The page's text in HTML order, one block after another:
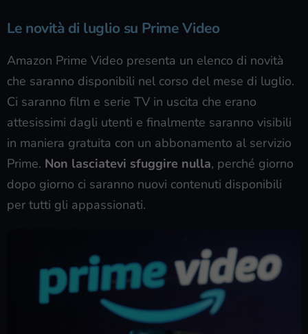
Le novità di luglio su Prime Video
Amazon Prime Video presenta un elenco di novità
che saranno disponibili nel corso del mese di luglio.
Ci saranno film e serie TV in uscita che erano
attesissimi dagli utenti e finalmente saranno visibili
in maniera gratuita con un abbonamento al servizio
Prime. Non lasciatevi sfuggire nulla, perché giorno
dopo giorno ci saranno nuovi contenuti disponibili
per tutti gli appassionati.